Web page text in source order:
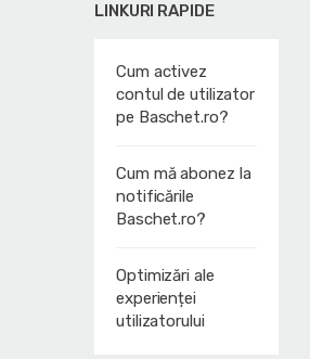
LINKURI RAPIDE
Cum activez
contul de utilizator
pe Baschet.ro?
Cum mă abonez la
notificările
Baschet.ro?
Optimizări ale
experienței
utilizatorului